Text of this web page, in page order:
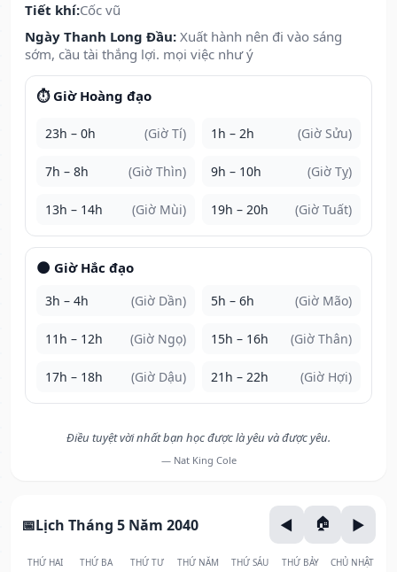
Tiết khí:Cốc vũ
Ngày Thanh Long Đầu: Xuất hành nên đi vào sáng
sớm, cầu tài thắng lợi. mọi việc như ý
⏱️ Giờ Hoàng đạo
23h – 0h (Giờ Tí) 1h – 2h (Giờ Sửu)
7h – 8h (Giờ Thìn) 9h – 10h (Giờ Tỵ)
13h – 14h (Giờ Mùi) 19h – 20h (Giờ Tuất)
🌑 Giờ Hắc đạo
3h – 4h (Giờ Dần) 5h – 6h (Giờ Mão)
11h – 12h (Giờ Ngọ) 15h – 16h (Giờ Thân)
17h – 18h (Giờ Dậu) 21h – 22h (Giờ Hợi)
Điều tuyệt vời nhất bạn học được là yêu và được yêu.
— Nat King Cole
Lịch Tháng 5 Năm 2040
THỨ HAI THỨ BA THỨ TƯ THỨ NĂM THỨ SÁU THỨ BẢY CHỦ NHẬT